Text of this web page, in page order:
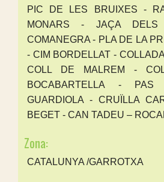
PIC DE LES BRUIXES -
MONARS - JAÇA
COMANEGRA - PLA DE LA
- CIM BORDELLAT -
COLL DE MALREM -
BOCABARTELLA -
GUARDIOLA - CRUÏLLA
BEGET - CAN TADEU –
Zona:
CATALUNYA /GARROTXA